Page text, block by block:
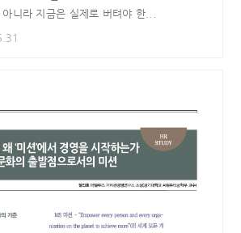
니라 지금은 실제로 버텨야 한...